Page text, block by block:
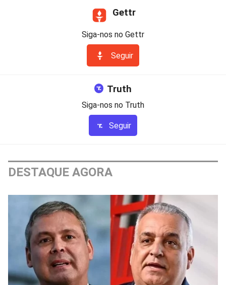
Gettr
Siga-nos no Gettr
Seguir
Truth
Siga-nos no Truth
Seguir
DESTAQUE AGORA